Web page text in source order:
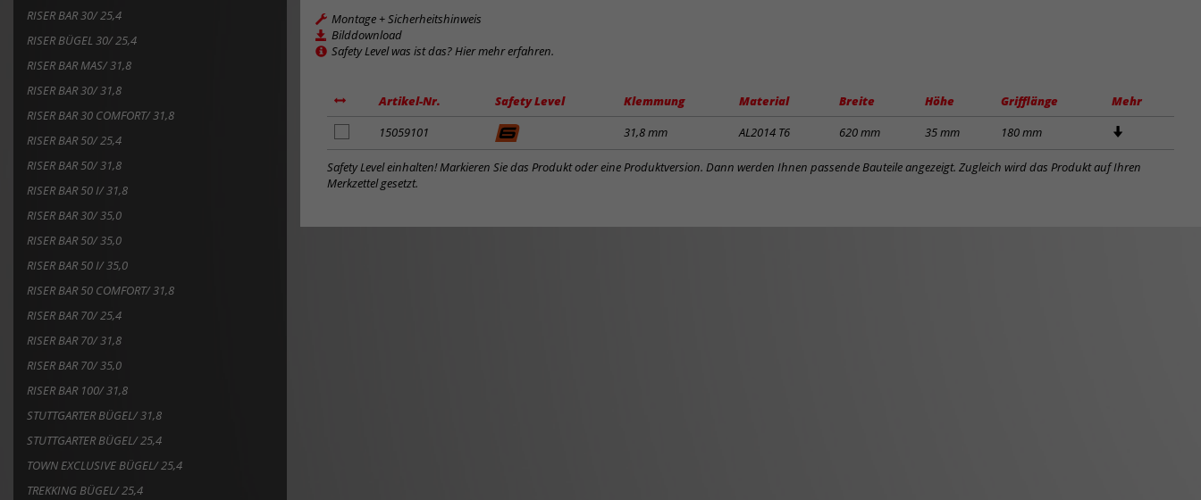
RISER BAR 30/ 25,4
RISER BÜGEL 30/ 25,4
RISER BAR MAS/ 31,8
RISER BAR 30/ 31,8
RISER BAR 30 COMFORT/ 31,8
RISER BAR 50/ 25,4
RISER BAR 50/ 31,8
RISER BAR 50 I/ 31,8
RISER BAR 30/ 35,0
RISER BAR 50/ 35,0
RISER BAR 50 I/ 35,0
RISER BAR 50 COMFORT/ 31,8
RISER BAR 70/ 25,4
RISER BAR 70/ 31,8
RISER BAR 70/ 35,0
RISER BAR 100/ 31,8
STUTTGARTER BÜGEL/ 31,8
STUTTGARTER BÜGEL/ 25,4
TOWN EXCLUSIVE BÜGEL/ 25,4
TREKKING BÜGEL/ 25,4
Montage + Sicherheitshinweis
Bilddownload
Safety Level was ist das? Hier mehr erfahren.
Artikel-Nr. Safety Level Klemmung Material Breite Höhe Grifflänge
Mehr
zum
Merkzettel
hinzufügen
15059101 31,8 mm AL2014 T6 620 mm 35 mm 180 mm
Safety Level einhalten! Markieren Sie das Produkt oder eine Produktversion. Dann werden Ihnen passende Bauteile angezeigt. Zugleich wird das Produkt auf Ihren
Merkzettel gesetzt.